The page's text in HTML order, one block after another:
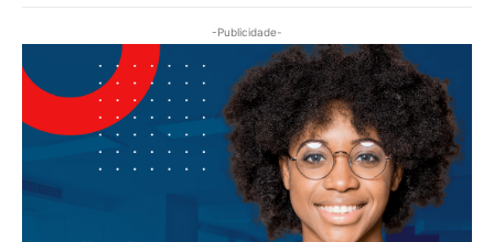
-Publicidade-